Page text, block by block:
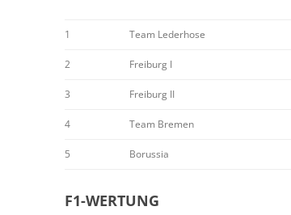
1 Team Lederhose
2 Freiburg I
3 Freiburg II
4 Team Bremen
5 Borussia
F1-WERTUNG